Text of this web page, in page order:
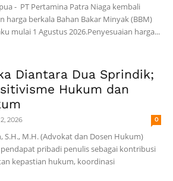
- PT Pertamina Patra Niaga kembali
harga berkala Bahan Bakar Minyak (BBM)
mulai 1 Agustus 2026.Penyesuaian harga...
Diantara Dua Sprindik;
Hukum dan
2026 0
S.H., M.H. (Advokat dan Dosen Hukum)
pribadi penulis sebagai kontribusi
kepastian hukum, koordinasi